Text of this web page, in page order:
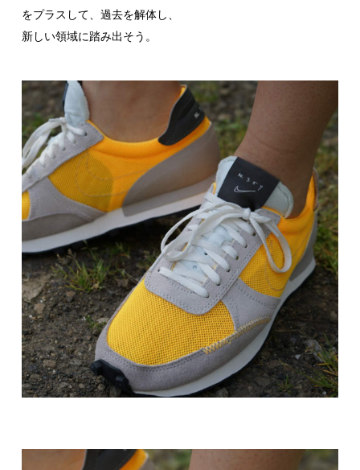
をプラスして、過去を解体し、
新しい領域に踏み出そう。